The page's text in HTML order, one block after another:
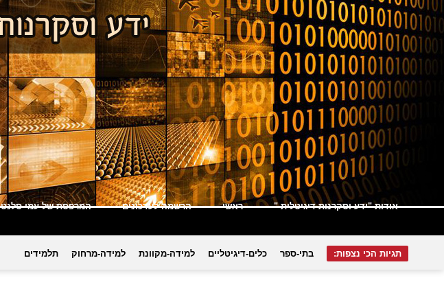
אודות "ידע וסקרנות דיגיטלית " ראשי הרשמה לעדכונים המרפסת של עמי סלנט
תגיות הכי נצפות: בתי-ספר כלים-דיגיטליים למידה-מקוונת למידה-מרחוק תלמידים